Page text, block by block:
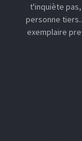
t'inquiète
personne
exemplaire